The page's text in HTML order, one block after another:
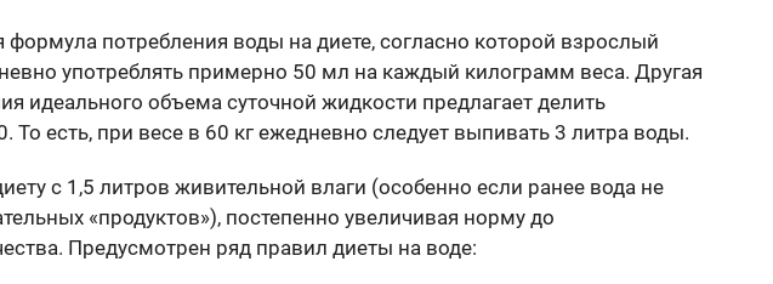
формула потребления воды на диете, согласно которой взрослый
употреблять примерно 50 мл на каждый килограмм веса. Другая
идеального объема суточной жидкости предлагает делить
То есть, при весе в 60 кг ежедневно следует выпивать 3 литра воды.
с 1,5 литров живительной влаги (особенно если ранее вода не
«продуктов»), постепенно увеличивая норму до
Предусмотрен ряд правил диеты на воде: